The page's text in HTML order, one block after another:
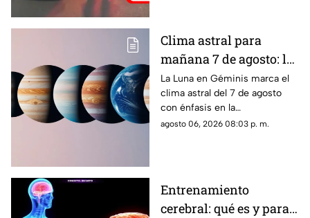
Clima astral para
mañana 7 de agosto: la
Luna cambia a Géminis
y favorece la
comunicación
La Luna en Géminis marca el
clima astral del 7 de agosto
con énfasis en la
comunicación, las ideas y los
agosto 06, 2026 08:03 p. m.
Entrenamiento
cerebral: qué es y para